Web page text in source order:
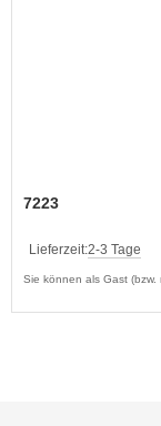
7223
Lieferzeit:2-3 Tage
Sie können als Gast (bzw.